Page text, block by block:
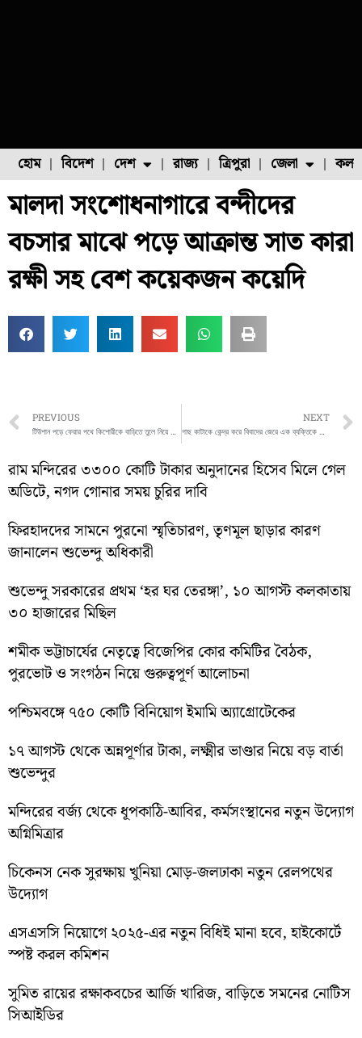
হোম বিদেশ দেশ
ফুল চাষ ফল চাষ মাছ চাষ
রাজ্য ত্রিপুরা জেলা
উত্তর ২৪ পরগনা
মালদা সংশোধনাগারে বন্দীদের
বচসার মাঝে পড়ে আক্রান্ত সাত কারা
রক্ষী সহ বেশ কয়েকজন কয়েদি
Prev
PREVIOUS
টিউশান পড়ে ফেরার পথে কিশোরীকে বাড়িতে তুলে নিয়ে গিয়ে ধর্ষনের চেষ্টা
NEXT
গাছ কাটাকে কেন্দ্র করে বিবাদের জেরে এক ব্যক্তিকে মারধর করা খুনের চেষ্টার অভিযোগ উঠল ভাই বিরুদ্ধে
রাম মন্দিরের ৩৩০০ কোটি টাকার অনুদানের হিসেব মিলে গেল
অডিটে, নগদ গোনার সময় চুরির দাবি
ফিরহাদদের সামনে পুরনো স্মৃতিচারণ, তৃণমূল ছাড়ার কারণ
জানালেন শুভেন্দু অধিকারী
শুভেন্দু সরকারের প্রথম ‘হর ঘর তেরঙ্গা’, ১০ আগস্ট কলকাতায়
৩০ হাজারের মিছিল
শমীক ভট্টাচার্যের নেতৃত্বে বিজেপির কোর কমিটির বৈঠক,
পুরভোট ও সংগঠন নিয়ে গুরুত্বপূর্ণ আলোচনা
পশ্চিমবঙ্গে ৭৫০ কোটি বিনিয়োগ ইমামি অ্যাগ্রোটেকের
১৭ আগস্ট থেকে অন্নপূর্ণার টাকা, লক্ষ্মীর ভাণ্ডার নিয়ে বড় বার্তা
শুভেন্দুর
মন্দিরের বর্জ্য থেকে ধূপকাঠি-আবির, কর্মসংস্থানের নতুন উদ্যোগ
অগ্নিমিত্রার
চিকেনস নেক সুরক্ষায় খুনিয়া মোড়-জলঢাকা নতুন রেলপথের
উদ্যোগ
এসএসসি নিয়োগে ২০২৫-এর নতুন বিধিই মানা হবে, হাইকোর্টে
স্পষ্ট করল কমিশন
সুমিত রায়ের রক্ষাকবচের আর্জি খারিজ, বাড়িতে সমনের নোটিস
সিআইডির